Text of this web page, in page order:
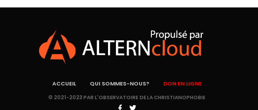
ACCUEIL QUI SOMMES-NOUS? DON EN LIGNE
© 2021-2023 PAR L'OBSERVATOIRE DE LA CHRISTIANOPHOBIE